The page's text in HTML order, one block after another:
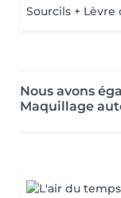
Sourcils +
Nous avons
Maquillage